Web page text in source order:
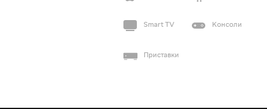
Smart TV Консоли
Приставки